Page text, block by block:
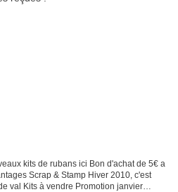
kits de rubans ici Bon d'achat de 5€ a
Scrap & Stamp Hiver 2010, c'est
val Kits à vendre Promotion janvier